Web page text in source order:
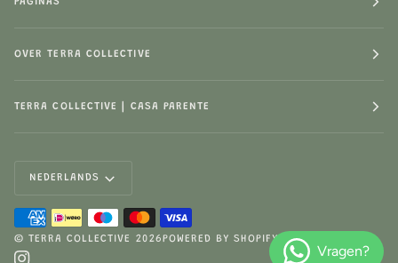
OVER TERRA COLLECTIVE
TERRA COLLECTIVE | CASA PARENTE
NEDERLANDS
© TERRA COLLECTIVE 2026POWERED BY SHOPIFY